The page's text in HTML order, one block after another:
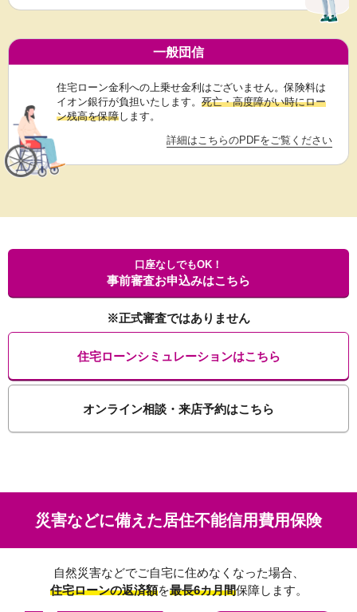
一般団信
住宅ローン金利への上乗せ金利はございません。保険料は
イオン銀行が負担いたします。 死亡・高度障がい時にロー
ン残高を保障します。
詳細はこちらのPDFをご覧ください
口座なしでもOK！
事前審査お申込みはこちら
※正式審査ではありません
住宅ローンシミュレーションはこちら
オンライン相談・来店予約はこちら
災害などに備えた居住不能信用費用保険
自然災害などでご自宅に住めなくなった場合、
住宅ローンの返済額を最長6カ月間保障します。